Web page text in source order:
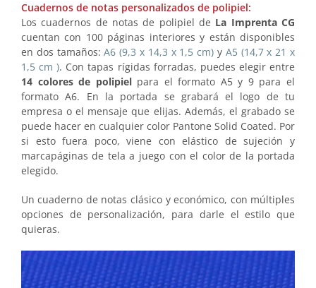
Cuadernos de notas personalizados de polipiel:
Los cuadernos de notas de polipiel de La Imprenta CG
cuentan con 100 páginas interiores y están disponibles
en dos tamaños:A6 (9,3 x 14,3 x 1,5 cm) y A5 (14,7 x 21 x
1,5 cm ). Con tapas rígidas forradas, puedes elegir entre
14 colores de polipielpara el formato A5 y 9 para el
formato A6. En la portada se grabará el logo de tu
empresa o el mensaje que elijas. Además, el grabado se
puede hacer en cualquier color Pantone Solid Coated. Por
si esto fuera poco, viene con elástico de sujeción y
marcapáginas de tela a juego con el color de la portada
elegido.
Un cuaderno de notas clásico y económico, con múltiples
opciones de personalización, para darle el estilo que
quieras.